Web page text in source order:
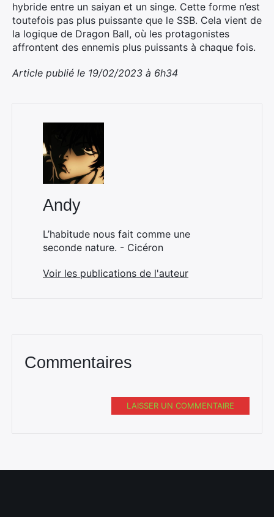
hybride entre un saiyan et un singe. Cette forme n’est
toutefois pas plus puissante que le SSB. Cela vient de
la logique de Dragon Ball, où les protagonistes
affrontent des ennemis plus puissants à chaque fois.
Article publié le 19/02/2023 à 6h34
Andy
L’habitude nous fait comme une
seconde nature. - Cicéron
Voir les publications de l'auteur
Commentaires
LAISSER UN COMMENTAIRE